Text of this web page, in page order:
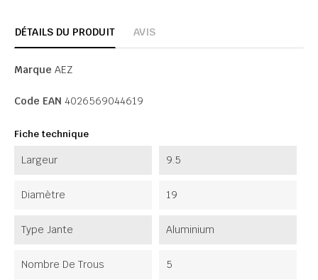
DÉTAILS DU PRODUIT AVIS
Marque AEZ
Code EAN 4026569044619
Fiche technique
Largeur 9.5
Diamètre 19
Type Jante Aluminium
Nombre De Trous 5